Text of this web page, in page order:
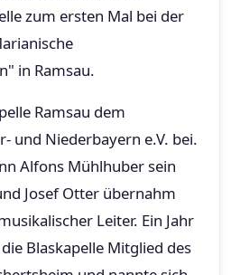
zum ersten Mal bei der
in Ramsau.
Ramsau dem
und Niederbayern e.V. bei.
Alfons Mühlhuber sein
Josef Otter übernahm
Leiter. Ein Jahr
Blaskapelle Mitglied des